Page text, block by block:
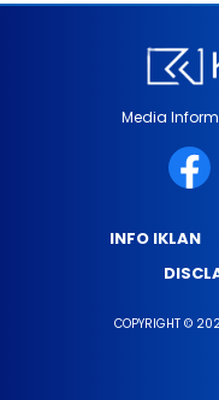
Media
INFO IKLAN
COPYRIGHT ©